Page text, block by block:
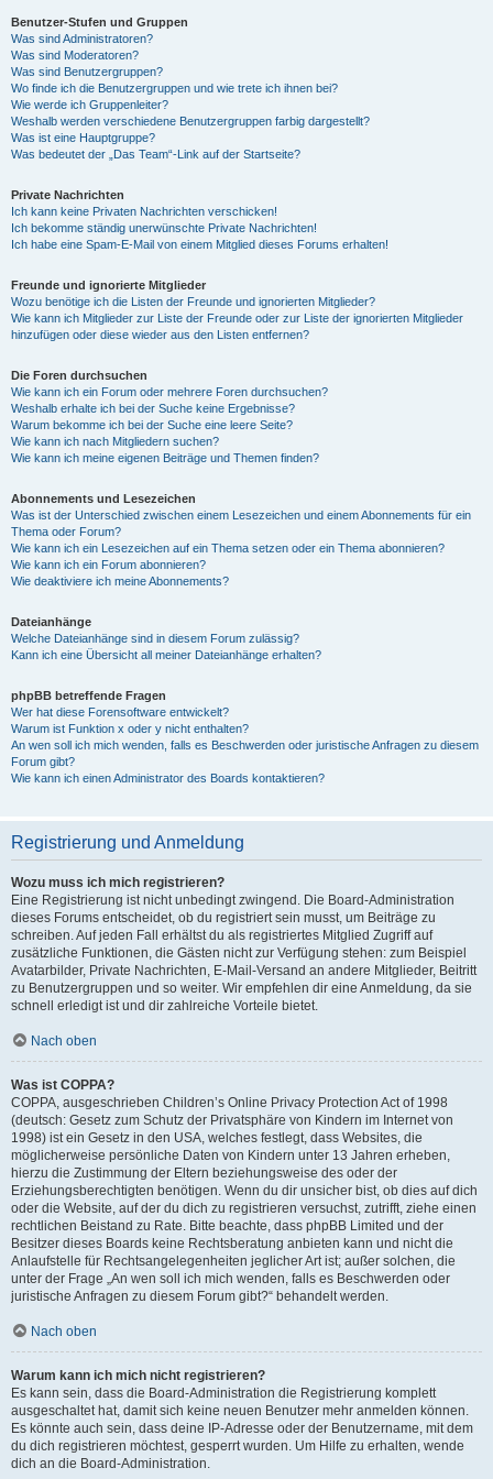
V
d
e
o
Benutzer-Stufen und Gruppen
Was sind Administratoren?
Was sind Moderatoren?
Was sind Benutzergruppen?
Wo finde ich die Benutzergruppen und wie trete ich ihnen bei?
Wie werde ich Gruppenleiter?
Weshalb werden verschiedene Benutzergruppen farbig dargestellt?
Was ist eine Hauptgruppe?
Was bedeutet der „Das Team“-Link auf der Startseite?
Private Nachrichten
Ich kann keine Privaten Nachrichten verschicken!
Ich bekomme ständig unerwünschte Private Nachrichten!
Ich habe eine Spam-E-Mail von einem Mitglied dieses Forums erhalten!
Freunde und ignorierte Mitglieder
Wozu benötige ich die Listen der Freunde und ignorierten Mitglieder?
Wie kann ich Mitglieder zur Liste der Freunde oder zur Liste der ignorierten Mitglieder
hinzufügen oder diese wieder aus den Listen entfernen?
Die Foren durchsuchen
Wie kann ich ein Forum oder mehrere Foren durchsuchen?
Weshalb erhalte ich bei der Suche keine Ergebnisse?
Warum bekomme ich bei der Suche eine leere Seite?
Wie kann ich nach Mitgliedern suchen?
Wie kann ich meine eigenen Beiträge und Themen finden?
Abonnements und Lesezeichen
Was ist der Unterschied zwischen einem Lesezeichen und einem Abonnements für ein
Thema oder Forum?
Wie kann ich ein Lesezeichen auf ein Thema setzen oder ein Thema abonnieren?
Wie kann ich ein Forum abonnieren?
Wie deaktiviere ich meine Abonnements?
Dateianhänge
Welche Dateianhänge sind in diesem Forum zulässig?
Kann ich eine Übersicht all meiner Dateianhänge erhalten?
phpBB betreffende Fragen
Wer hat diese Forensoftware entwickelt?
Warum ist Funktion x oder y nicht enthalten?
An wen soll ich mich wenden, falls es Beschwerden oder juristische Anfragen zu diesem
Forum gibt?
Wie kann ich einen Administrator des Boards kontaktieren?
Registrierung und Anmeldung
Wozu muss ich mich registrieren?
Eine Registrierung ist nicht unbedingt zwingend. Die Board-Administration
dieses Forums entscheidet, ob du registriert sein musst, um Beiträge zu
schreiben. Auf jeden Fall erhältst du als registriertes Mitglied Zugriff auf
zusätzliche Funktionen, die Gästen nicht zur Verfügung stehen: zum Beispiel
Avatarbilder, Private Nachrichten, E-Mail-Versand an andere Mitglieder, Beitritt
zu Benutzergruppen und so weiter. Wir empfehlen dir eine Anmeldung, da sie
schnell erledigt ist und dir zahlreiche Vorteile bietet.
Nach oben
Was ist COPPA?
COPPA, ausgeschrieben Children’s Online Privacy Protection Act of 1998
(deutsch: Gesetz zum Schutz der Privatsphäre von Kindern im Internet von
1998) ist ein Gesetz in den USA, welches festlegt, dass Websites, die
möglicherweise persönliche Daten von Kindern unter 13 Jahren erheben,
hierzu die Zustimmung der Eltern beziehungsweise des oder der
Erziehungsberechtigten benötigen. Wenn du dir unsicher bist, ob dies auf dich
oder die Website, auf der du dich zu registrieren versuchst, zutrifft, ziehe einen
rechtlichen Beistand zu Rate. Bitte beachte, dass phpBB Limited und der
Besitzer dieses Boards keine Rechtsberatung anbieten kann und nicht die
Anlaufstelle für Rechtsangelegenheiten jeglicher Art ist; außer solchen, die
unter der Frage „An wen soll ich mich wenden, falls es Beschwerden oder
juristische Anfragen zu diesem Forum gibt?“ behandelt werden.
Nach oben
Warum kann ich mich nicht registrieren?
Es kann sein, dass die Board-Administration die Registrierung komplett
ausgeschaltet hat, damit sich keine neuen Benutzer mehr anmelden können.
Es könnte auch sein, dass deine IP-Adresse oder der Benutzername, mit dem
du dich registrieren möchtest, gesperrt wurden. Um Hilfe zu erhalten, wende
dich an die Board-Administration.